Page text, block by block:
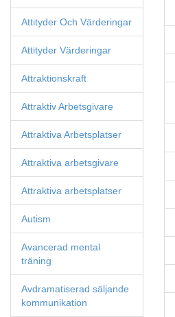
Attityder Och Värderingar
Attityder Värderingar
Attraktionskraft
Attraktiv Arbetsgivare
Attraktiva Arbetsplatser
Attraktiva arbetsgivare
Attraktiva arbetsplatser
Autism
Avancerad mental
träning
Avdramatiserad säljande
kommunikation